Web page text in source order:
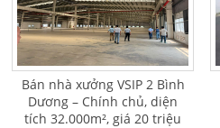
Bán nhà xưởng VSIP 2 Bình
Dương – Chính chủ, diện
tích 32.000m², giá 20 triệu